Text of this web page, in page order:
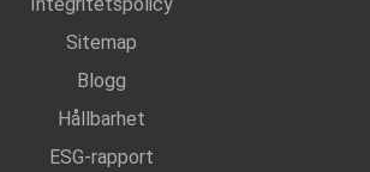
Sitemap
Blogg
Hållbarhet
ESG-rapport